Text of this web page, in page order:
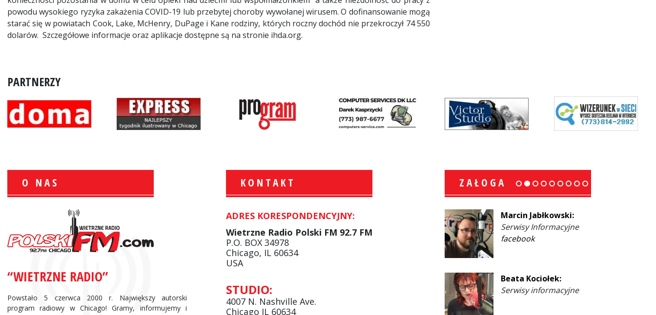
powodu wysokiego ryzyka zakażenia COVID-19 lub przebytej choroby wywołanej wirusem. O dofinansowanie mogą
starać się w powiatach Cook, Lake, McHenry, DuPage i Kane rodziny, których roczny dochód nie przekroczył 74 550
dolarów. Szczegółowe informacje oraz aplikacje dostępne są na stronie ihda.org.
PARTNERZY
O NAS
“WIETRZNE RADIO”
Powstało 5 czerwca 2000 r. Największy autorski
program radiowy w Chicago! Gramy, informujemy i
KONTAKT
ADRES KORESPONDENCYJNY:
Wietrzne Radio Polski FM 92.7 FM
P.O. BOX 34978
Chicago, IL 60634
USA
STUDIO:
4007 N. Nashville Ave.
Chicago IL 60634
ZAŁOGA
Informacje Giełdowe
Krzysztof Wawer:
Komentator
facebook
Marcin Jabłkowski:
Serwisy Informacyjne
facebook
Beata Kociołek:
Serwisy informacyjne